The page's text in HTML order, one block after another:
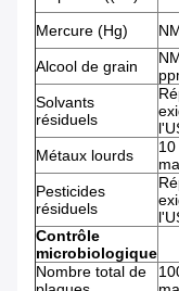
Mercure (Hg)
Alcool de grain
Solvants
résiduels
Métaux lourds
Pesticides
résiduels
Contrôle
microbiologique
Nombre total de